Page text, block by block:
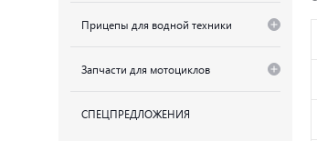
Прицепы для водной техники
Запчасти для мотоциклов
СПЕЦПРЕДЛОЖЕНИЯ